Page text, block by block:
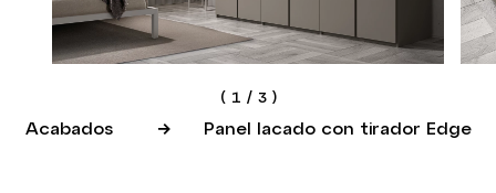
( 1 / 3 )
Acabados Panel lacado con tirador Edge